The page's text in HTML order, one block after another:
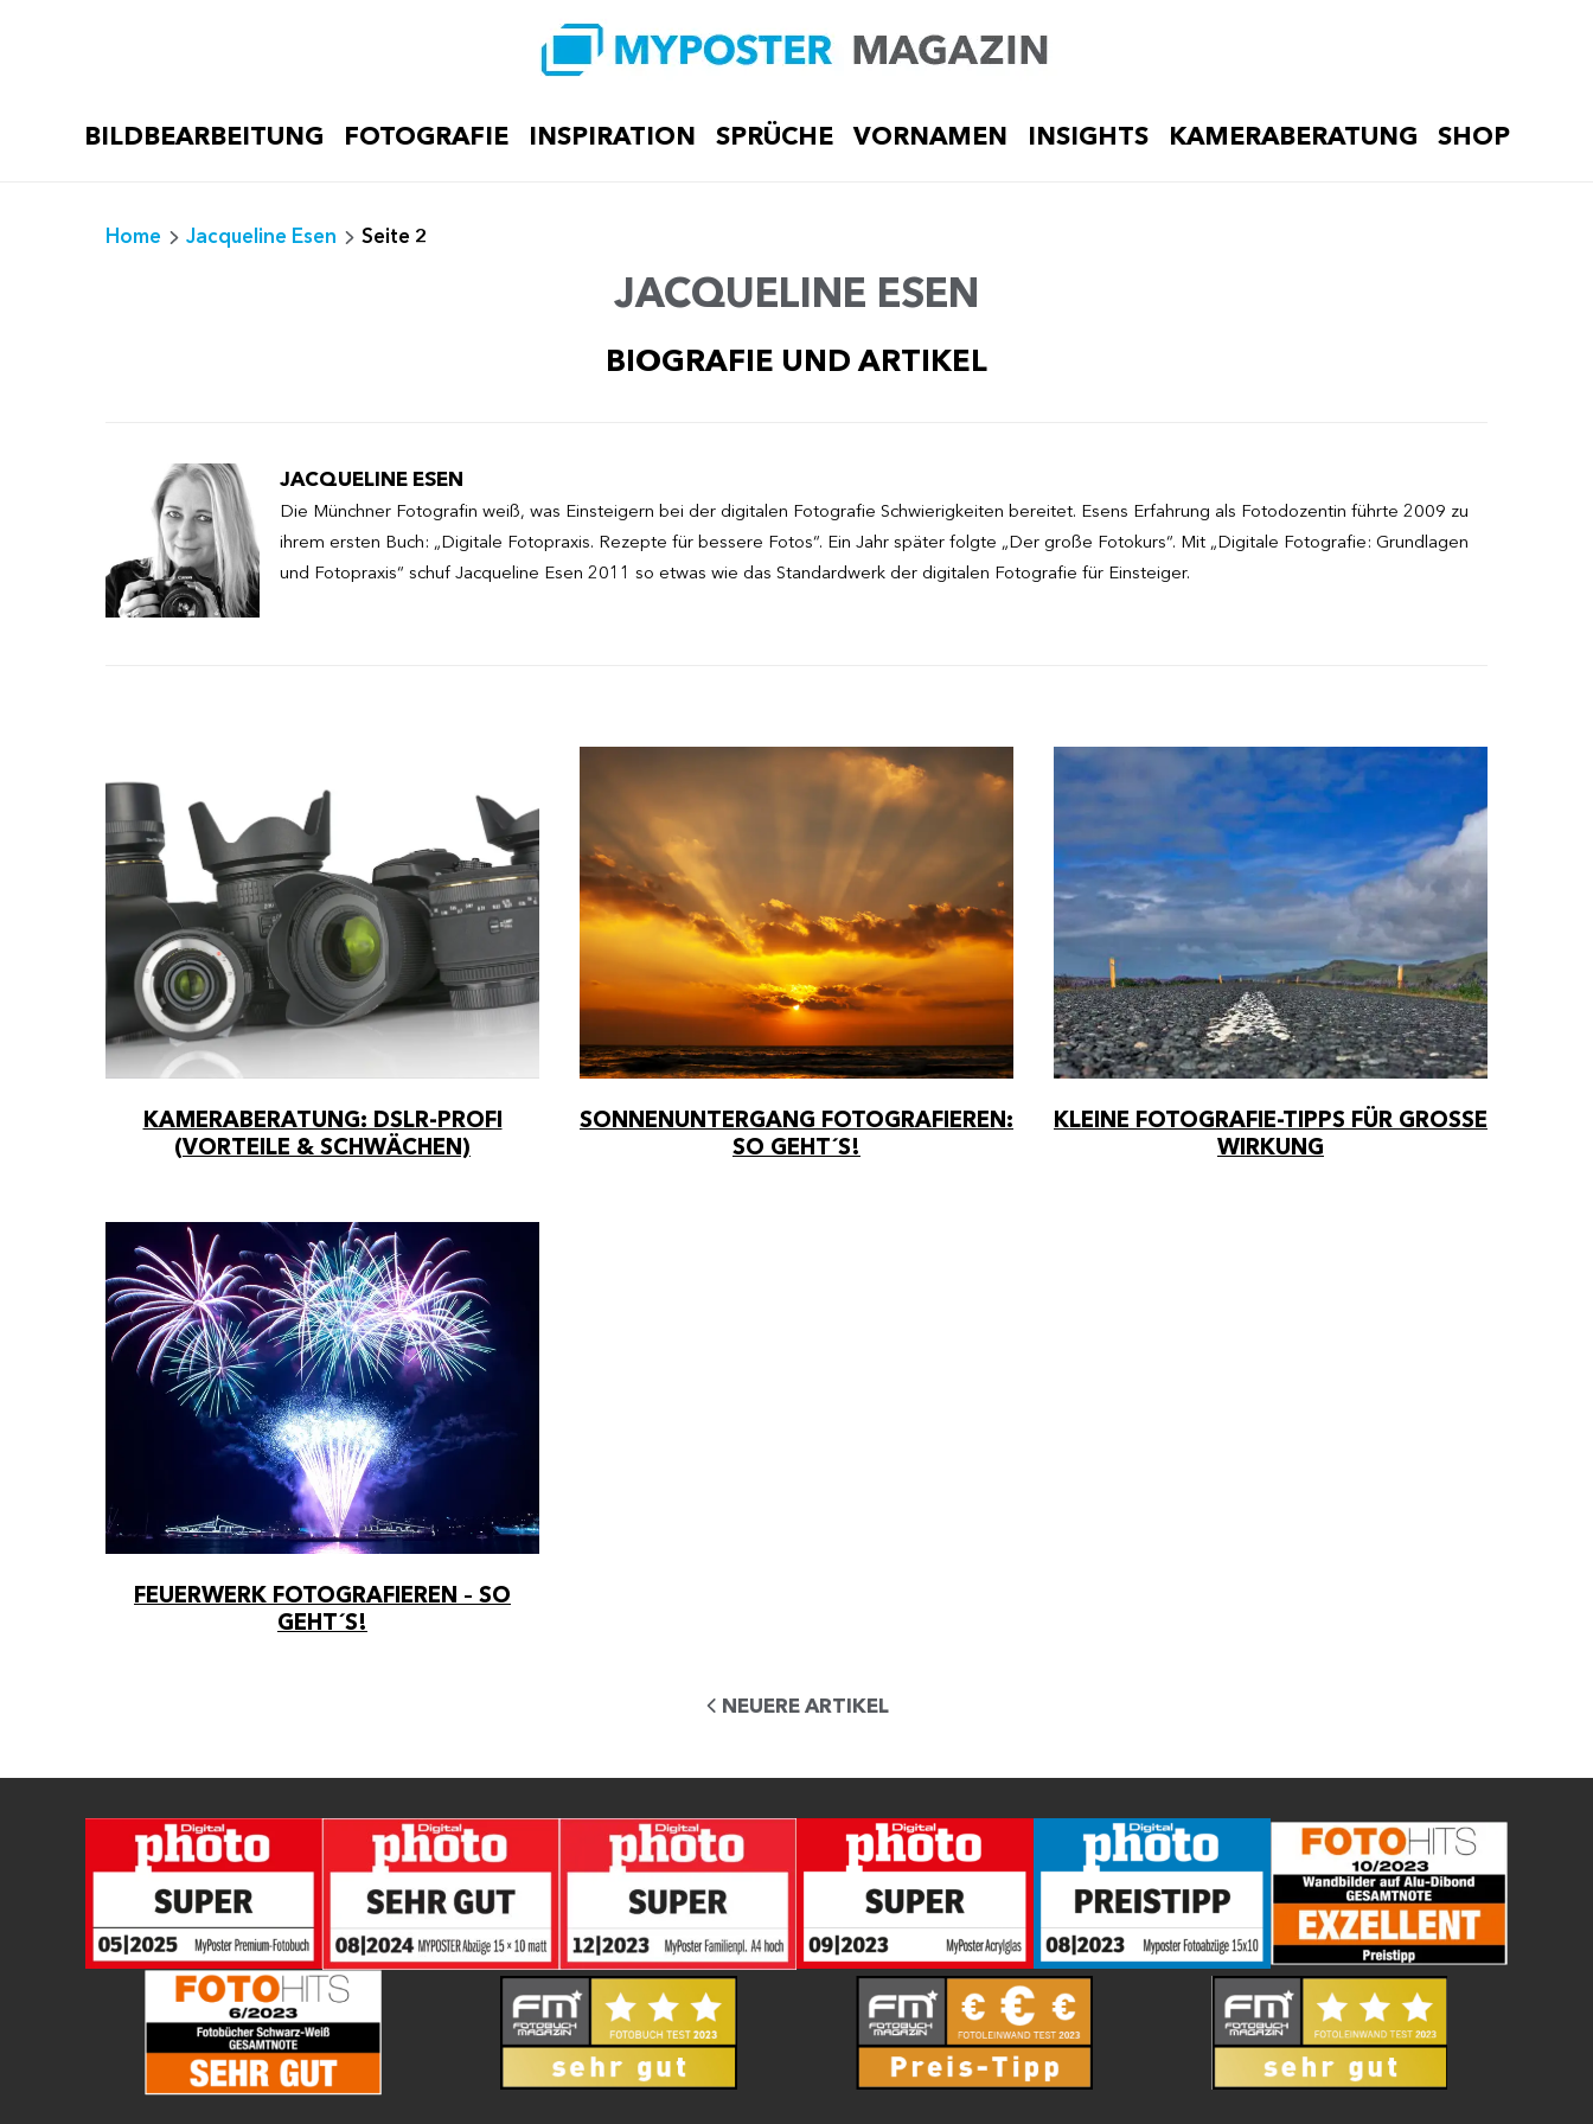
BILDBEARBEITUNG FOTOGRAFIE INSPIRATION SPRÜCHE VORNAMEN INSIGHTS KAMERABERATUNG SHOP
Home Jacqueline Esen Seite 2
JACQUELINE ESEN
BIOGRAFIE UND ARTIKEL
JACQUELINE ESEN
Die Münchner Fotografin weiß, was Einsteigern bei der digitalen Fotografie Schwierigkeiten bereitet. Esens Erfahrung als Fotodozentin führte 2009 zu
ihrem ersten Buch: „Digitale Fotopraxis. Rezepte für bessere Fotos“. Ein Jahr später folgte „Der große Fotokurs“. Mit „Digitale Fotografie: Grundlagen
und Fotopraxis“ schuf Jacqueline Esen 2011 so etwas wie das Standardwerk der digitalen Fotografie für Einsteiger.
KAMERABERATUNG: DSLR-PROFI
(VORTEILE & SCHWÄCHEN)
SONNENUNTERGANG FOTOGRAFIEREN:
SO GEHT´S!
KLEINE FOTOGRAFIE-TIPPS FÜR GROSSE W
IRKUNG
FEUERWERK FOTOGRAFIEREN – SO
GEHT´S!
NEUERE ARTIKEL
HOL DIR DEIN GESCHENK:
Spare 10% auf deine erste Bestellung im MYPOSTER-Shop! Melde